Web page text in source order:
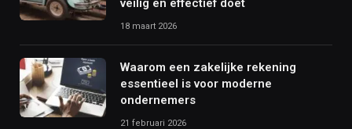
veilig en effectief doet
18 maart 2026
Waarom een zakelijke rekening
essentieel is voor moderne
ondernemers
21 februari 2026